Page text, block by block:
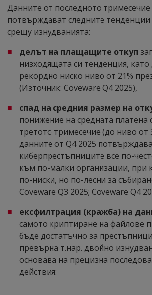
Данните от последното тримесечие
потвърждават следните тенденции
срещу изнудванията:
делът на плащащите откуп
низходящата си тенденция, като
рекордно ниско ниво от 21%
(Източник: Coveware Q4 2025),
спад на средния размер на
понижение на средната платена
третото тримесечие (до ниво от
данните от Q4 2025
киберпрестъпниците все по-
към по-малки организации, при
по-ниски, но по-лесни за
Coveware Q3 2025; Coveware Q4
ексфилтрация (кражба) на
самото криптиране на файлове
бъде достатъчно за
превърна т.нар. двойно
основава на прецизна
действия: